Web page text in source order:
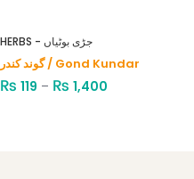
HERBS - جڑی بوٹیاں
گوند کندر / Gond Kundar
₨ 119 – ₨ 1,400